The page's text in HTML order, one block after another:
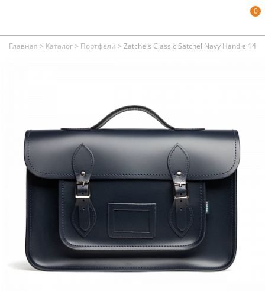
0
Главная > Каталог> Портфели > Zatchels Classic Satchel Navy Handle